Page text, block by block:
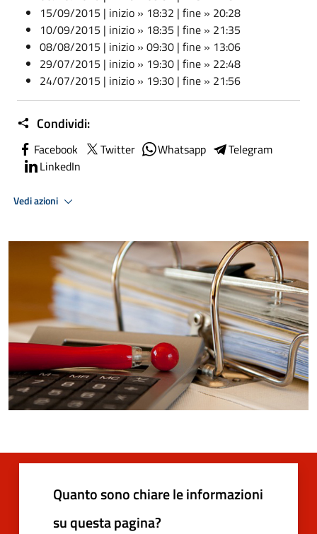
15/09/2015 | inizio » 18:32 | fine » 20:28
10/09/2015 | inizio » 18:35 | fine » 21:35
08/08/2015 | inizio » 09:30 | fine » 13:06
29/07/2015 | inizio » 19:30 | fine » 22:48
24/07/2015 | inizio » 19:30 | fine » 21:56
Condividi:
Facebook Twitter Whatsapp
Telegram
LinkedIn
Vedi azioni
Quanto sono chiare le informazioni
su questa pagina?